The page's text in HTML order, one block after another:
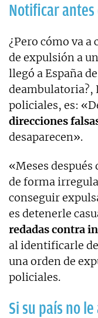
Notificar
¿Pero cómo va
de expulsión a
llegó a España
deambulatoria?,
policiales, es:
direcciones
desaparecen».
«Meses después
de forma
conseguir
es detenerle
redadas contra
al identificarle
una orden de
policiales.
Si su país no